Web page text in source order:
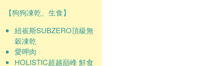
【狗狗凍乾、生食】
紐崔斯SUBZERO頂級無
穀凍乾
愛呷肉
HOLISTIC超越巔峰 鮮食